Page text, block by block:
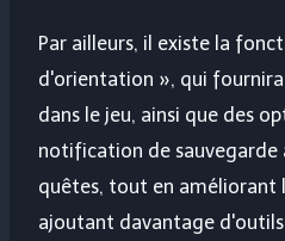
Par ailleurs, il existe la
d'orientation », qui
dans le jeu, ainsi que des
notification de
quêtes, tout en améliorant
ajoutant davantage